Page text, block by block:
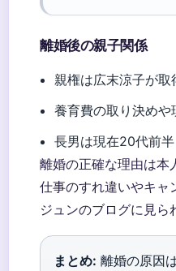
離婚後の親子関係
親権は広末涼子が取
養育費の取り決め
長男は現在20代前
離婚の正確な理由は本
仕事のすれ違いやキャ
ジュンのブログに見
まとめ: 離婚の原因